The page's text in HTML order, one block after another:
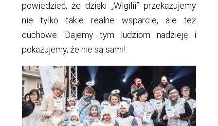
powiedzieć, że dzięki „Wigilii” przekazujemy
nie tylko takie realne wsparcie, ale też
duchowe. Dajemy tym ludziom nadzieję i
pokazujemy, że nie są sami!